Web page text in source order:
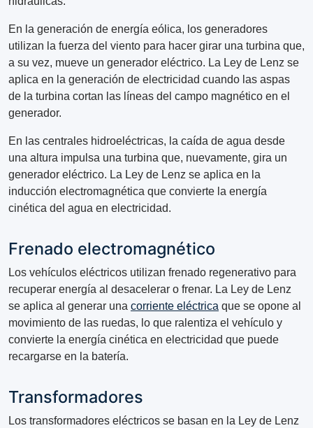
En la generación de energía eólica, los generadores
utilizan la fuerza del viento para hacer girar una turbina que,
a su vez, mueve un generador eléctrico. La Ley de Lenz se
aplica en la generación de electricidad cuando las aspas
de la turbina cortan las líneas del campo magnético en el
generador.
En las centrales hidroeléctricas, la caída de agua desde
una altura impulsa una turbina que, nuevamente, gira un
generador eléctrico. La Ley de Lenz se aplica en la
inducción electromagnética que convierte la energía
cinética del agua en electricidad.
Frenado electromagnético
Los vehículos eléctricos utilizan frenado regenerativo para
recuperar energía al desacelerar o frenar. La Ley de Lenz
se aplica al generar una corriente eléctrica que se opone al
movimiento de las ruedas, lo que ralentiza el vehículo y
convierte la energía cinética en electricidad que puede
recargarse en la batería.
Transformadores
Los transformadores eléctricos se basan en la Ley de Lenz